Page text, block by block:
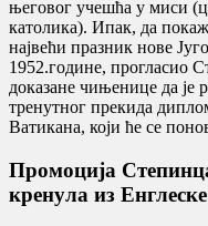
његовог учешћа у миси
католика). Ипак, да
највећи празник нове
1952.године, прогласио
доказане чињенице да је
тренутног прекида
Ватикана, који ће се
Промоција
кренула из Енглеске